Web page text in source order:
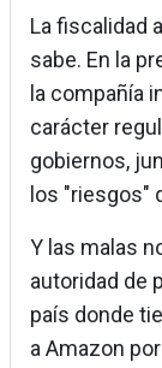
La fiscalidad
sabe. En la
la compañía
carácter
gobiernos,
los "riesgos"
Y las malas
autoridad de
país donde
a Amazon